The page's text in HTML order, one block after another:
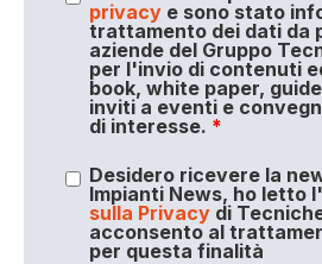
privacye sono stato
trattamento dei dati da
aziende del Gruppo
per l'invio di contenuti
book, white paper,
inviti a eventi e
di interesse. *
Desidero ricevere la
Impianti News, ho letto l'
sulla Privacydi
acconsento al
per questa finalità